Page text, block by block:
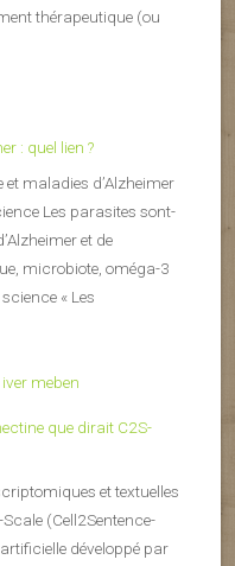
thérapeutique (ou
: quel lien ?
maladies d’Alzheimer
Les parasites sont-
et de
microbiote, oméga-3
« Les
que dirait C2S-
et textuelles
(Cell2Sentence-
développé par